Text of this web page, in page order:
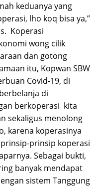
keduanya yang
lho koq bisa ya,”
Koperasi
wong cilik
dan gotong
itu, Kopwan SBW
Covid-19, di
di
berkoperasi kita
sekaligus menolong
karena koperasinya
prinsip koperasi
Sebagai bukti,
banyak mendapat
sistem Tanggung